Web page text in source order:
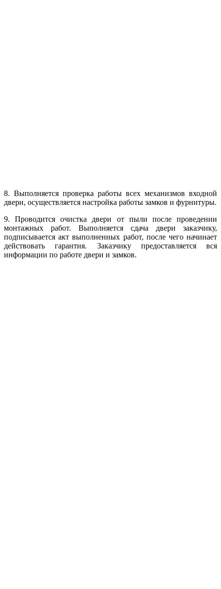
8. Выполняется проверка работы всех механизмов входной
двери, осуществляется настройка работы замков и фурнитуры.
9. Проводится очистка двери от пыли после проведении
монтажных работ. Выполняется сдача двери заказчику,
подписывается акт выполненных работ, после чего начинает
действовать гарантия. Заказчику предоставляется вся
информации по работе двери и замков.